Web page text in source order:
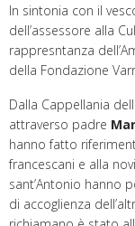
In sintonia con il
dell’assessore alla
rappresntanza
della Fondazione
Dalla Cappellania
attraverso padre
hanno fatto
francescani e alla
sant’Antonio hanno
di accoglienza